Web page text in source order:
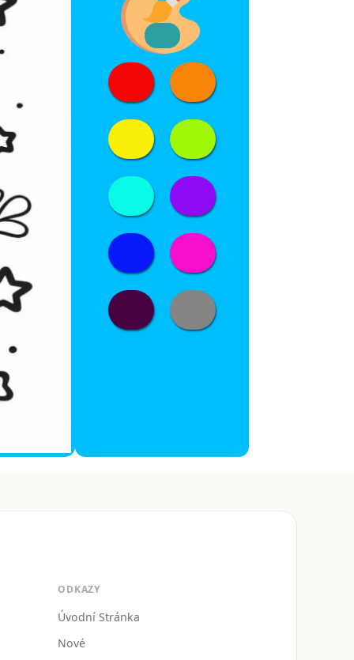
ODKAZY
Úvodní Stránka
Nové